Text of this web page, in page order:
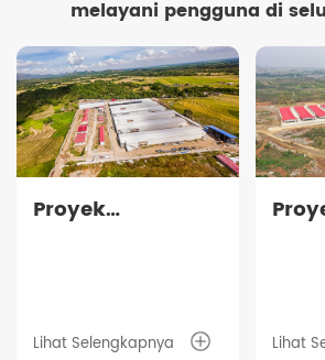
melayani pengguna di
Proyek
Lihat Selengkapnya Lihat